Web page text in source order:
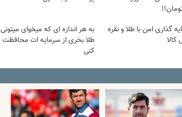
گذاری امن با طلا و نقره
به هر اندازه ای که میخوای میتونی
طلا بخری از سرمایه ات محافظت
کنی